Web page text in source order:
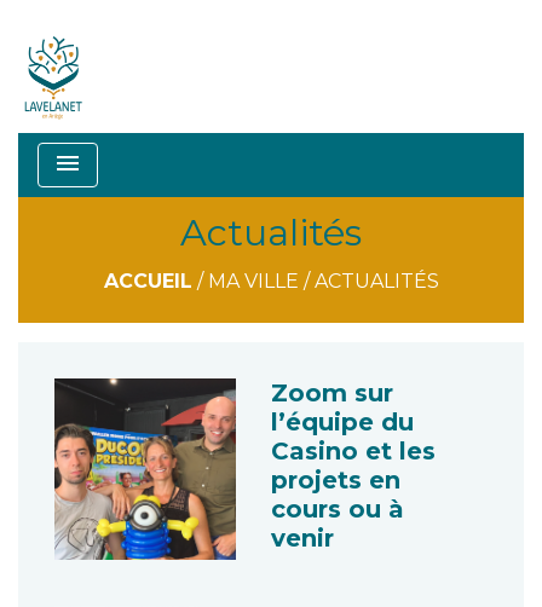
menu
Actualités
ACCUEIL / MA VILLE /ACTUALITÉS
Zoom sur
l’équipe du
Casino et les
projets en
cours ou à
venir